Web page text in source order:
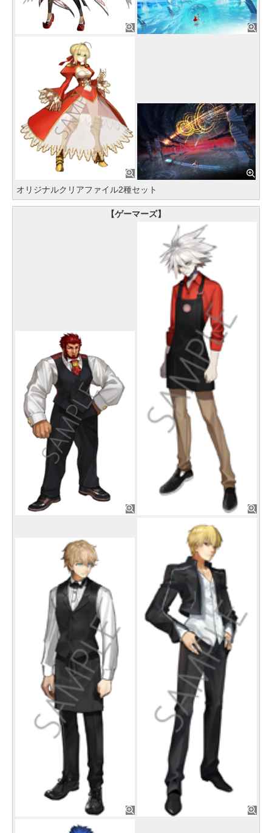
オリジナルクリアファイル2種セット
【ゲーマーズ】